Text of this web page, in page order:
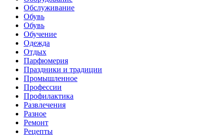
Обслуживание
Обувь
Обувь
Обучение
Одежда
Отдых
Парфюмерия
Праздники и традиции
Промышленное
Профессии
Профилактика
Развлечения
Разное
Ремонт
Рецепты